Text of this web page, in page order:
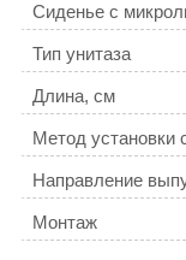
Сиденье с
Тип унитаза
Длина, см
Метод установки
Направление
Монтаж